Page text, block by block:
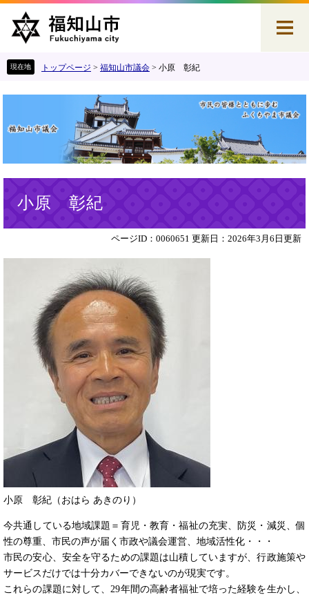
で
。
ば
て
へ
トップページ > 福知山市議会 > 小原 彰紀
小原 彰紀
ページID：0060651 更新日：2026年3月6日更新
小原 彰紀（おはら あきのり）
今共通している地域課題＝育児・教育・福祉の充実、防災・減災、個
性の尊重、市民の声が届く市政や議会運営、地域活性化・・・
市民の安心、安全を守るための課題は山積していますが、行政施策や
サービスだけでは十分カバーできないのが現実です。
これらの課題に対して、29年間の高齢者福祉で培った経験を生かし、